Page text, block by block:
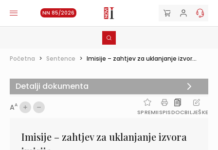
NN 85/2026
Početna > Sentence > Imisije – zahtjev za uklanjanje izvor...
AA
SPREMIISPISDOCBILJEŠKE
Imisije – zahtjev za uklanjanje izvora
Detalji dokumenta